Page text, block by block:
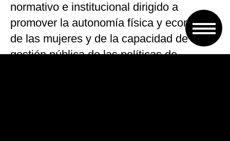
normativo e institucional dirigido a
promover la autonomía física y económica
de las mujeres y de la capacidad de
gestión pública de las políticas de